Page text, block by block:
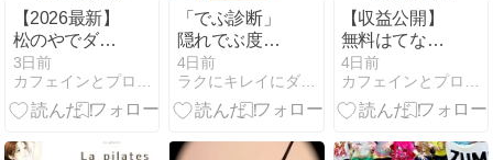
【2026最新】
松のやでダイ
エット！筋ト
レパパが選ぶ
太らないメニ
ルール
3日前
カフェインとプロテインの日々
「でぶ診断」
隠れでぶ度チ
ェック｜YES
の数でわかる
診断結果まと
4日前
ラクにキレイにダイエットブログ
【収益公開】
無料はてなブ
ログで2ヶ月
運用した成
果！PV数・収
かったこと
4日前
カフェインとプロテインの日々